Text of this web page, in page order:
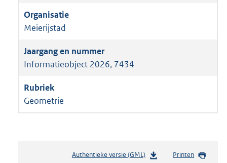
Meierijstad
Informatieobject 2026, 7434
Geometrie
Authentieke versie (GML)b
Printen